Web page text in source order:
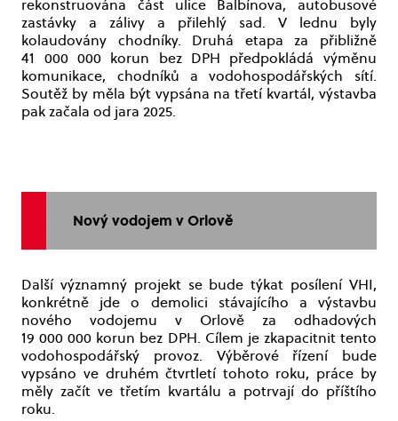
rekonstruována část ulice Balbínova, autobusové
zastávky a zálivy a přilehlý sad. V lednu byly
kolaudovány chodníky. Druhá etapa za přibližně
41 000 000 korun bez DPH předpokládá výměnu
komunikace, chodníků a vodohospodářských sítí.
Soutěž by měla být vypsána na třetí kvartál, výstavba
pak začala od jara 2025.
Nový vodojem v Orlově
Další významný projekt se bude týkat posílení VHI,
konkrétně jde o demolici stávajícího a výstavbu
nového vodojemu v Orlově za odhadových
19 000 000 korun bez DPH. Cílem je zkapacitnit tento
vodohospodářský provoz. Výběrové řízení bude
vypsáno ve druhém čtvrtletí tohoto roku, práce by
měly začít ve třetím kvartálu a potrvají do příštího
roku.